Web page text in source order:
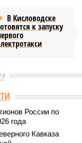
В Кисловодске
к запуску
0
России по
года
Кавказа